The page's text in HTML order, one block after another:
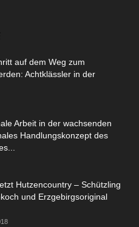
auf dem Weg zum
Achtklässler in der
Arbeit in der wachsenden
Handlungskonzept des
Hutzencountry – Schützling
und Erzgebirgsoriginal